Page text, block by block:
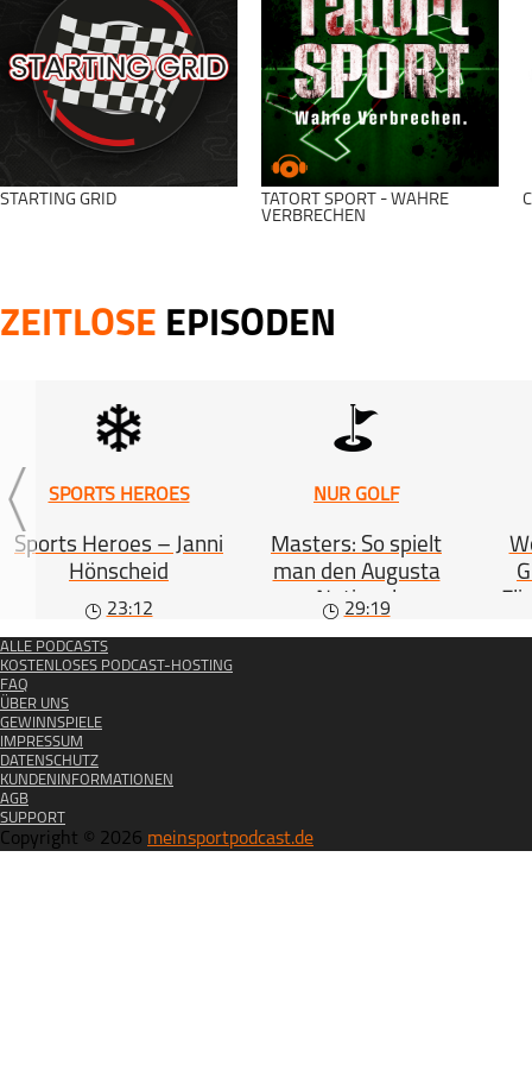
STARTING GRID
TATORT SPORT - WAHRE
VERBRECHEN
ZEITLOSE EPISODEN
SPORTS HEROES
Sports Heroes – Janni
Hönscheid
23:12
NUR GOLF
Masters: So spielt
man den Augusta
National
29:19
ALLE PODCASTS
KOSTENLOSES PODCAST-HOSTING
FAQ
ÜBER UNS
GEWINNSPIELE
IMPRESSUM
DATENSCHUTZ
KUNDENINFORMATIONEN
AGB
SUPPORT
Copyright © 2026 meinsportpodcast.de